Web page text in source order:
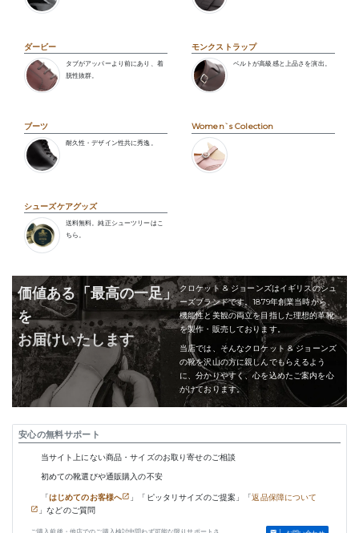
ダービー
タブがアッパーより前にあり、着
脱性抜群。
モンクストラップ
ベルトが高級感と上品さを演出。
ブーツ
耐久性・デザイン性共に秀逸。
Women`s Colection
シューズケアグッズ
送料無料。純正シューツリーはこ
ちら。
価値ある「最高の一足」
を
お届けいたします
クロケット & ジョーンズはイギリスのシュ
ーズブランドです。1879年創業当時から、
機能性と美観の両立を目指した理想的革靴
を製作・販売しております。
当店では、そんなクロケット & ジョーンズ
の靴を沢山の方に親しんでもらえるよう
に、分かりやすく、心を込めたご案内を心
がけております。
安心の無料サポート
当サイト上にない商品・サイズのお取り寄せのご相談
初めての靴選びや通販購入の不安
「はじめてのお客様へ 」「ピッタリサイズのご提案」「返品保障について
」などのご質問
ご購入前後・他店でのご購入検討中問わず可能な限りサポートさ